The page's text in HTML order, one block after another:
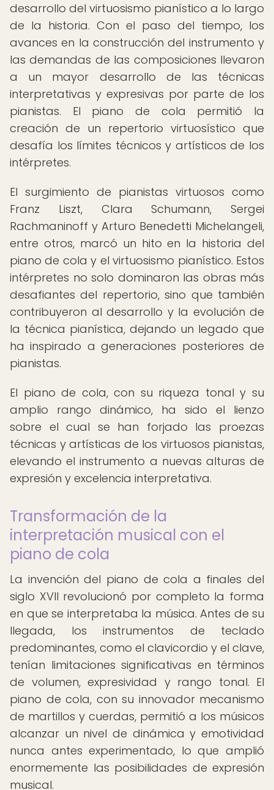
desarrollo del virtuosismo pianístico a lo largo
de la historia. Con el paso del tiempo, los
avances en la construcción del instrumento y
las demandas de las composiciones llevaron
a un mayor desarrollo de las técnicas
interpretativas y expresivas por parte de los
pianistas. El piano de cola permitió la
creación de un repertorio virtuosístico que
desafía los límites técnicos y artísticos de los
intérpretes.
El surgimiento de pianistas virtuosos como
Franz Liszt, Clara Schumann, Sergei
Rachmaninoff y Arturo Benedetti Michelangeli,
entre otros, marcó un hito en la historia del
piano de cola y el virtuosismo pianístico. Estos
intérpretes no solo dominaron las obras más
desafiantes del repertorio, sino que también
contribuyeron al desarrollo y la evolución de
la técnica pianística, dejando un legado que
ha inspirado a generaciones posteriores de
pianistas.
El piano de cola, con su riqueza tonal y su
amplio rango dinámico, ha sido el lienzo
sobre el cual se han forjado las proezas
técnicas y artísticas de los virtuosos pianistas,
elevando el instrumento a nuevas alturas de
expresión y excelencia interpretativa.
Transformación de la
interpretación musical con el
piano de cola
La invención del piano de cola a finales del
siglo XVII revolucionó por completo la forma
en que se interpretaba la música. Antes de su
llegada, los instrumentos de teclado
predominantes, como el clavicordio y el clave,
tenían limitaciones significativas en términos
de volumen, expresividad y rango tonal. El
piano de cola, con su innovador mecanismo
de martillos y cuerdas, permitió a los músicos
alcanzar un nivel de dinámica y emotividad
nunca antes experimentado, lo que amplió
enormemente las posibilidades de expresión
musical.